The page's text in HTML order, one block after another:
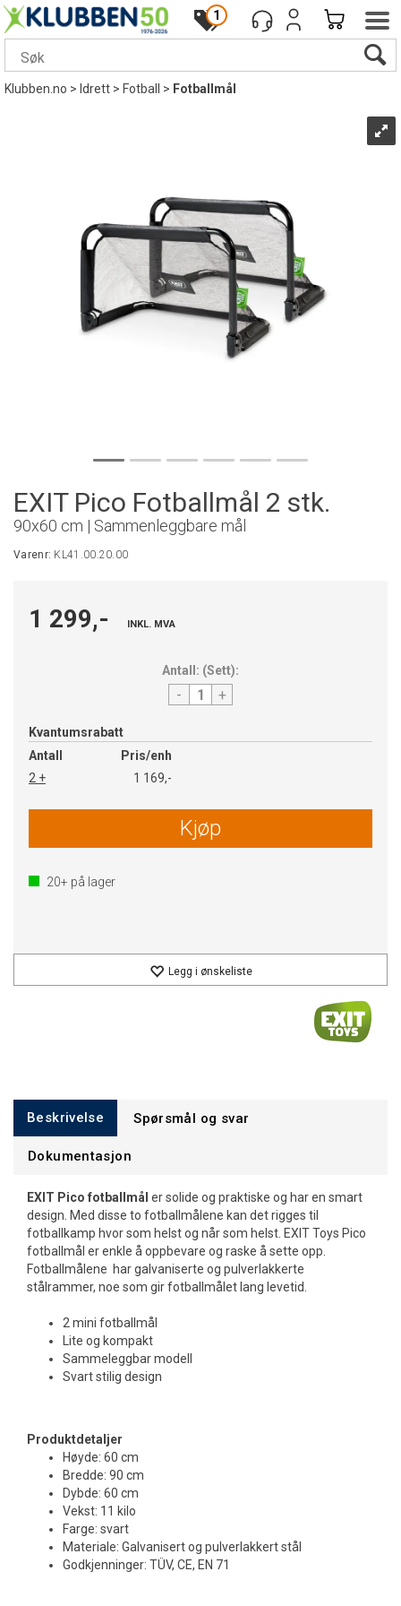
1
Klubben.no> Idrett>Fotball > Fotballmål
EXIT Pico Fotballmål 2 stk.
90x60 cm | Sammenleggbare mål
Varenr: KL41.00.20.00
1 299,- INKL. MVA
Antall: (Sett):
- +
Kvantumsrabatt
Antall
Pris/enh
2 +
1 169,-
Kjøp
20+ på lager
Legg i ønskeliste
Beskrivelse Spørsmål og svar
Dokumentasjon
EXIT Pico fotballmål er solide og praktiske og har en smart
design. Med disse to fotballmålene kan det rigges til
fotballkamp hvor som helst og når som helst. EXIT Toys Pico
fotballmål er enkle å oppbevare og raske å sette opp.
Fotballmålene har galvaniserte og pulverlakkerte
stålrammer, noe som gir fotballmålet lang levetid.
2 mini fotballmål
Lite og kompakt
Sammeleggbar modell
Svart stilig design
Produktdetaljer
Høyde: 60 cm
Bredde: 90 cm
Dybde: 60 cm
Vekst: 11 kilo
Farge: svart
Materiale: Galvanisert og pulverlakkert stål
Godkjenninger: TÜV, CE, EN 71